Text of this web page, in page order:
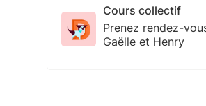
Cours collectif
Prenez rendez-
Gaëlle et Henry